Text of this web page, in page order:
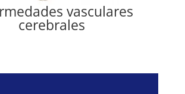
vasculares
cerebrales